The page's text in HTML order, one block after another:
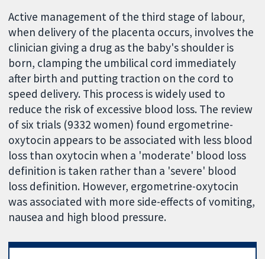
Active management of the third stage of labour,
when delivery of the placenta occurs, involves the
clinician giving a drug as the baby's shoulder is
born, clamping the umbilical cord immediately
after birth and putting traction on the cord to
speed delivery. This process is widely used to
reduce the risk of excessive blood loss. The review
of six trials (9332 women) found ergometrine-
oxytocin appears to be associated with less blood
loss than oxytocin when a 'moderate' blood loss
definition is taken rather than a 'severe' blood
loss definition. However, ergometrine-oxytocin
was associated with more side-effects of vomiting,
nausea and high blood pressure.